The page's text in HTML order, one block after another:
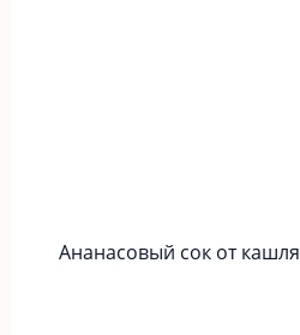
Ананасовый сок от кашля